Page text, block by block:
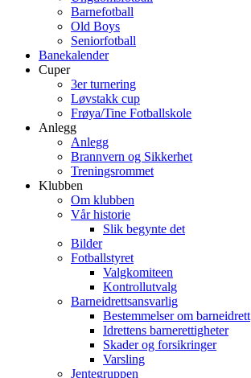
Barnefotball
Old Boys
Seniorfotball
Banekalender
Cuper
3er turnering
Løvstakk cup
Frøya/Tine Fotballskole
Anlegg
Anlegg
Brannvern og Sikkerhet
Treningsrommet
Klubben
Om klubben
Vår historie
Slik begynte det
Bilder
Fotballstyret
Valgkomiteen
Kontrollutvalg
Barneidrettsansvarlig
Bestemmelser om barneidrett
Idrettens barnerettigheter
Skader og forsikringer
Varsling
Jentegruppen